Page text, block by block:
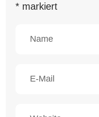
* markiert